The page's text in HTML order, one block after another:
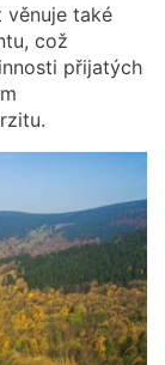
věnuje také
což
přijatých